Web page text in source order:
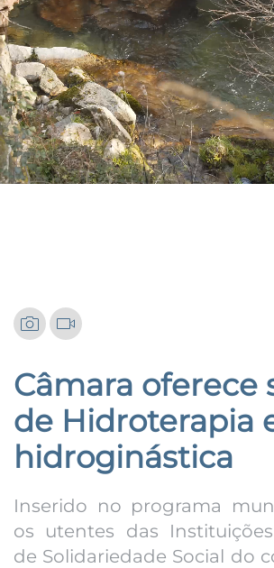
Câmara oferece
de Hidroterapia
hidroginástica
Inserido no programa
os utentes das
de Solidariedade Social do